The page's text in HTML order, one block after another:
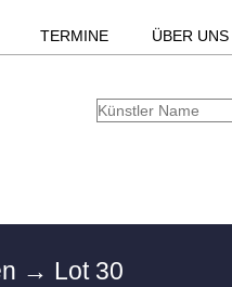
TERMINE ÜBER UNS
→ Lot 30